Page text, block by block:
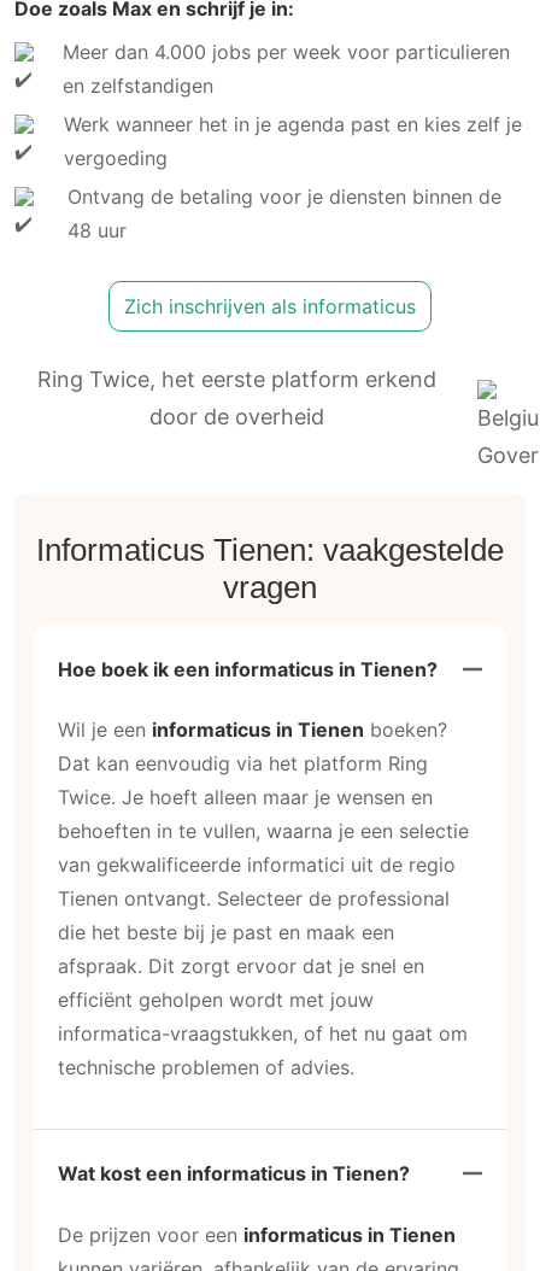
Doe zoals Max en schrijf je in:
Meer dan 4.000 jobs per week voor particulieren
en zelfstandigen
Werk wanneer het in je agenda past en kies zelf je
vergoeding
Ontvang de betaling voor je diensten binnen de
48 uur
Zich inschrijven als informaticus
Ring Twice, het eerste platform erkend
door de overheid
Informaticus Tienen: vaakgestelde
vragen
Hoe boek ik een informaticus in Tienen?
Wil je een informaticus in Tienen boeken?
Dat kan eenvoudig via het platform Ring
Twice. Je hoeft alleen maar je wensen en
behoeften in te vullen, waarna je een selectie
van gekwalificeerde informatici uit de regio
Tienen ontvangt. Selecteer de professional
die het beste bij je past en maak een
afspraak. Dit zorgt ervoor dat je snel en
efficiënt geholpen wordt met jouw
informatica-vraagstukken, of het nu gaat om
technische problemen of advies.
Wat kost een informaticus in Tienen?
De prijzen voor een informaticus in Tienen